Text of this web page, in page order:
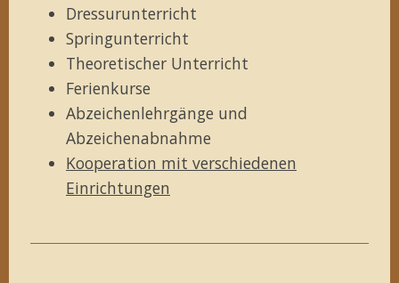
Dressurunterricht
Springunterricht
Theoretischer Unterricht
Ferienkurse
Abzeichenlehrgänge und
Abzeichenabnahme
Kooperation mit verschiedenen
Einrichtungen